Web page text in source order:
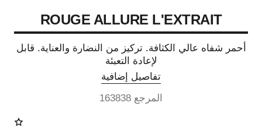
ROUGE ALLURE L'EXTRAIT
أحمر شفاه عالي الكثافة. تركيز من النضارة والعناية. قابل
لإعادة التعبئة
تفاصيل إضافية
المرجع 163838